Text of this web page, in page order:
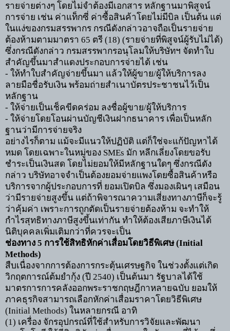
รายจ่ายต่างๆ โดยไม่จำต้องมีเอกสาร หลักฐานมาพิสูจน์
การจ่าย เช่น ค่าแท็กซี่ ค่าซื้อสินค้าโดยไม่มีบิล เป็นต้น แต่
ในแง่ของกรมสรรพากร กรณีดังกล่าวอาจถือเป็นรายจ่าย
ต้องห้ามตามมาตรา 65 ตรี (18) (รายจ่ายที่พิสูจน์ผู้รับไม่ได้)
ซึ่งกรณีดังกล่าว กรมสรรพากรอนุโลมให้บริษัทฯ จัดทำใบ
สำคัญขึ้นมาสำแดงประกอบการจ่ายได้ เช่น
- ให้ทำใบสำคัญจ่ายขึ้นมา แล้วให้ผู้ขาย/ผู้ให้บริการลง
ลายมือชื่อรับเงิน พร้อมถ่ายสำเนาบัตรประชาชนไว้เป็น
หลักฐาน
- ให้จ่ายเป็นเช็คขีดคร่อม ลงชื่อผู้ขาย/ผู้ให้บริการ
- ให้จ่ายโดยโอนผ่านบัญชีเงินฝากธนาคาร เพื่อเป็นหลัก
ฐานว่ามีการจ่ายจริง
อย่างไรก็ตาม แม้จะมีแนวให้ปฏิบัติ แต่ก็ใช่จะแก้ปัญหาได้
หมด โดยเฉพาะในหมู่ของ SMEs มัก หลีกเลี่ยงโดยขอรับ
ชำระเป็นเงินสด โดยไม่ยอมให้มีหลักฐานใดๆ ซึ่งกรณีดัง
กล่าว บริษัทอาจจำเป็นต้องยอมจ่ายแพงโดยซื้อสินค้าหรือ
บริการจากผู้ประกอบการที่ ยอมเปิดบิล ซึ่งมองเผินๆ เสมือน
ว่ามีรายจ่ายสูงขึ้น แต่ถ้าพิจารณาความเสี่ยงทางภาษีก็จะรู้
ว่าคุ้มค่า เพราะการถูกตัดเป็นรายจ่ายต้องห้าม จะทำให้
กำไรสุทธิทางภาษีสูงขึ้นเท่ากัน ทำให้ต้องเสียภาษีเงินได้
นิติบุคคลเพิ่มเติมกว่าที่ควรจะเป็น
ช่องทาง 5 การใช้สิทธิหักค่าเสื่อมโดยวิธีพิเศษ (Initial
Methods)
สืบเนื่องจากการต้องการกระตุ้นเศรษฐกิจ ในช่วงตั้งแต่เกิด
วิกฤตการณ์ต้มยำกุ้ง (ปี 2540) เป็นต้นมา รัฐบาลได้ใช้
มาตรการการคลังออกพระราชกฤษฎีกาหลายฉบับ ยอมให้
ภาคธุรกิจสามารถเลือกหักค่าเสื่อมราคาโดยวิธีพิเศษ
(Initial Methods) ในหลายกรณี อาทิ
(1) เครื่อง จักรอุปกรณ์ที่ใช้สำหรับการวิจัยและพัฒนา